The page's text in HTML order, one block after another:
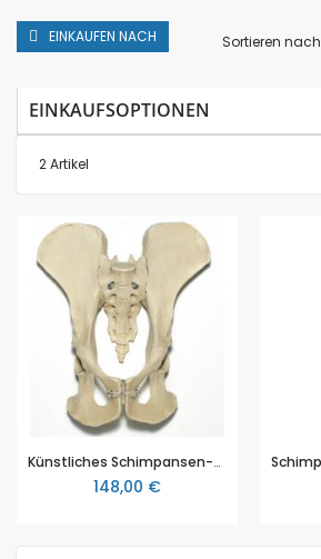
2Artikel
Sortieren nach
Künstliches Schimpansen-Becken-Skelett, natürliche Größe, von SOMSO® (ZoS 53/116), aus SOMSO-Plast®, nach der Natur modelliert
148,00 €
EINKAUFEN NACH
EINKAUFSOPTIONEN